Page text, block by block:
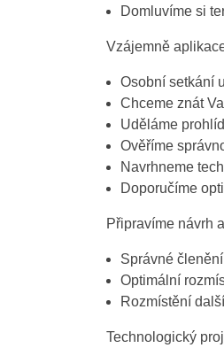
Domluvíme si
Vzájemně
Osobní setkání
Chceme znát
Uděláme
Ověříme
Navrhneme
Doporučíme
Připravíme návrh
Správné
Optimální
Rozmístění
Technologický